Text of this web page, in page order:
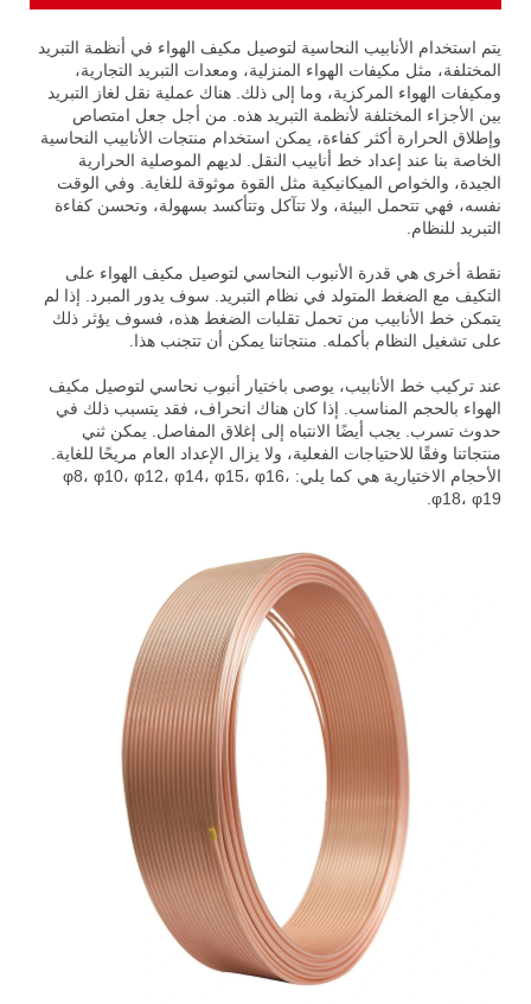
يتم استخدام الأنابيب النحاسية لتوصيل مكيف الهواء في أنظمة التبريد
المختلفة، مثل مكيفات الهواء المنزلية، ومعدات التبريد التجارية،
ومكيفات الهواء المركزية، وما إلى ذلك. هناك عملية نقل لغاز التبريد
بين الأجزاء المختلفة لأنظمة التبريد هذه. من أجل جعل امتصاص
وإطلاق الحرارة أكثر كفاءة، يمكن استخدام منتجات الأنابيب النحاسية
الخاصة بنا عند إعداد خط أنابيب النقل. لديهم الموصلية الحرارية
الجيدة، والخواص الميكانيكية مثل القوة موثوقة للغاية. وفي الوقت
نفسه، فهي تتحمل البيئة، ولا تتآكل وتتأكسد بسهولة، وتحسن كفاءة
التبريد للنظام.
نقطة أخرى هي قدرة الأنبوب النحاسي لتوصيل مكيف الهواء على
التكيف مع الضغط المتولد في نظام التبريد. سوف يدور المبرد. إذا لم
يتمكن خط الأنابيب من تحمل تقلبات الضغط هذه، فسوف يؤثر ذلك
على تشغيل النظام بأكمله. منتجاتنا يمكن أن تتجنب هذا.
عند تركيب خط الأنابيب، يوصى باختيار أنبوب نحاسي لتوصيل مكيف
الهواء بالحجم المناسب. إذا كان هناك انحراف، فقد يتسبب ذلك في
حدوث تسرب. يجب أيضًا الانتباه إلى إغلاق المفاصل. يمكن ثني
منتجاتنا وفقًا للاحتياجات الفعلية، ولا يزال الإعداد العام مريحًا للغاية.
الأحجام الاختيارية هي كما يلي: φ8، φ10، φ12، φ14، φ15، φ16،
φ18، φ19.